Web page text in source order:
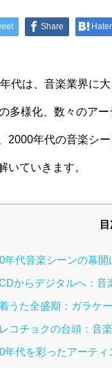
Share
代は、音楽業界に
多様化、数々のア
2000年代の音楽シ
いていきます。
年代音楽シーンの幕
からデジタルへ：音
うた全盛期：ガラケ
レコチョクの台頭：音
年代を彩ったアーティ